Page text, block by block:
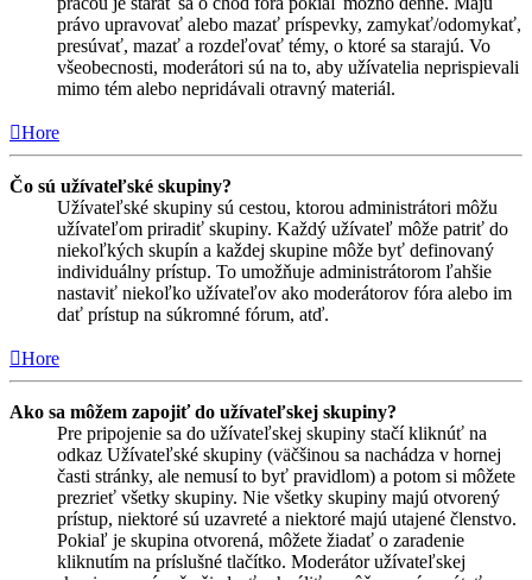
právo upravovať alebo mazať príspevky, zamykať/odomykať,
presúvať, mazať a rozdeľovať témy, o ktoré sa starajú. Vo
všeobecnosti, moderátori sú na to, aby užívatelia neprispievali
mimo tém alebo nepridávali otravný materiál.
Hore
Čo sú užívateľské skupiny?
Užívateľské skupiny sú cestou, ktorou administrátori môžu
užívateľom priradiť skupiny. Každý užívateľ môže patriť do
niekoľkých skupín a každej skupine môže byť definovaný
individuálny prístup. To umožňuje administrátorom ľahšie
nastaviť niekoľko užívateľov ako moderátorov fóra alebo im
dať prístup na súkromné fórum, atď.
Hore
Ako sa môžem zapojiť do užívateľskej skupiny?
Pre pripojenie sa do užívateľskej skupiny stačí kliknúť na
odkaz Užívateľské skupiny (väčšinou sa nachádza v hornej
časti stránky, ale nemusí to byť pravidlom) a potom si môžete
prezrieť všetky skupiny. Nie všetky skupiny majú otvorený
prístup, niektoré sú uzavreté a niektoré majú utajené členstvo.
Pokiaľ je skupina otvorená, môžete žiadať o zaradenie
kliknutím na príslušné tlačítko. Moderátor užívateľskej